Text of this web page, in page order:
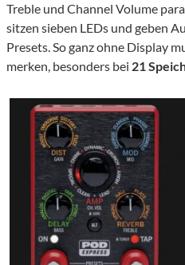
Treble und Channel Volume
sitzen sieben LEDs und geben
Presets. So ganz ohne Display
merken, besonders bei 21